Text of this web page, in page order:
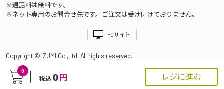
0
税込 0 円 レジに進む
※通話料は無料です。
※ネット専用のお問合せ先です。ご注文は受け付けておりません。
PCサイト
Copyright © IZUMI Co.,Ltd. All rights reserved.